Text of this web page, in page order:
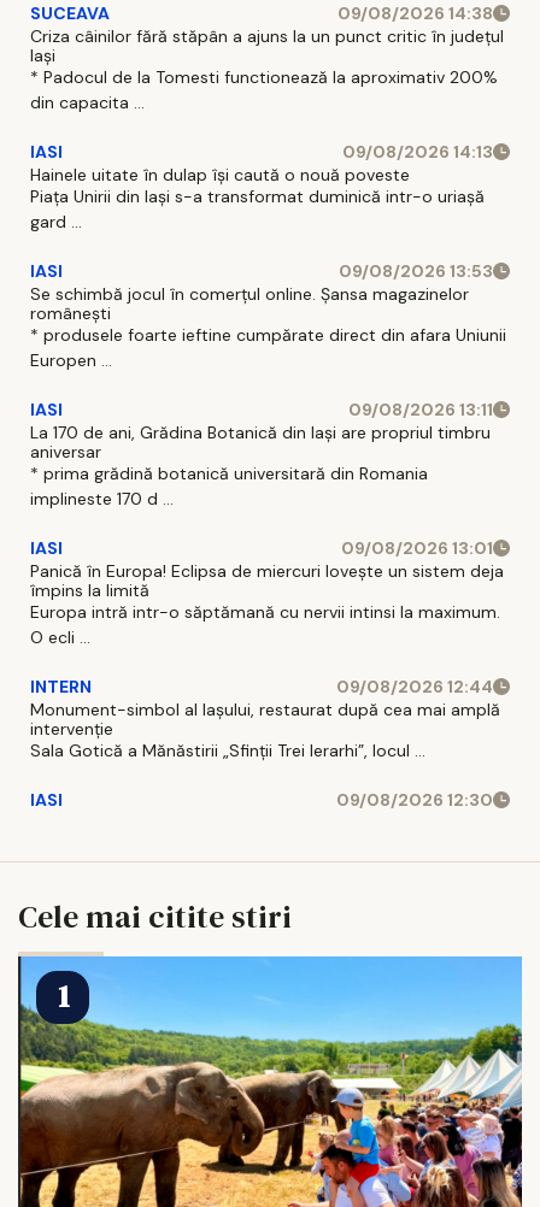
SUCEAVA
09/08/2026 14:38
Criza câinilor fără stăpân a ajuns la un punct critic în județul
Iași
* Padocul de la Tomesti functionează la aproximativ 200%
din capacita ...
IASI
09/08/2026 14:13
Hainele uitate în dulap îşi caută o nouă poveste
Piaţa Unirii din Iaşi s-a transformat duminică intr-o uriaşă
gard ...
IASI
09/08/2026 13:53
Se schimbă jocul în comerțul online. Șansa magazinelor
românești
* produsele foarte ieftine cumpărate direct din afara Uniunii
Europen ...
IASI
09/08/2026 13:11
La 170 de ani, Grădina Botanică din Iași are propriul timbru
aniversar
* prima grădină botanică universitară din Romania
implineste 170 d ...
IASI
09/08/2026 13:01
Panică în Europa! Eclipsa de miercuri lovește un sistem deja
împins la limită
Europa intră intr-o săptămană cu nervii intinsi la maximum.
O ecli ...
INTERN
09/08/2026 12:44
Monument-simbol al Iaşului, restaurat după cea mai amplă
intervenţie
Sala Gotică a Mănăstirii „Sfinţii Trei Ierarhi”, locul ...
IASI 09/08/2026 12:30
Cele mai citite stiri